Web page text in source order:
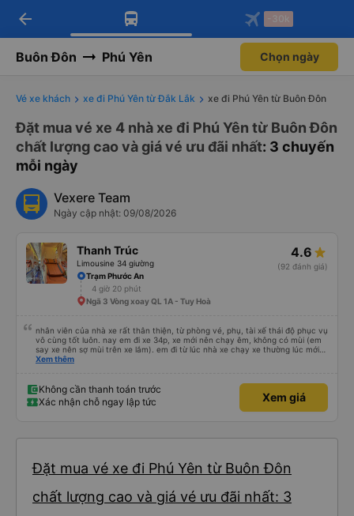
Tải app Vexere ngay!
Nhận ưu đãi thành viên độc
Mở app
Tải app Vexere
-30k/ghế khi đặt vé máy bay qua
Mở app
arrow_back -30k
Buôn Đôn Phú Yên Chọn ngày
Vé xe khách xe đi Phú Yên từ Đắk Lắk xe đi Phú Yên từ Buôn Đôn
Đặt mua vé xe 4 nhà xe đi Phú Yên từ Buôn Đôn
chất lượng cao và giá vé ưu đãi nhất: 3 chuyến
mỗi ngày
Vexere Team
Ngày cập nhật: 09/08/2026
Thanh Trúc
Limousine 34 giường
4.6
(92 đánh giá)
Trạm Phước An
4 giờ 20 phút
Ngã 3 Vòng xoay QL 1A - Tuy Hoà
nhân viên của nhà xe rất thân thiện, từ phòng vé, phụ, tài xế thái độ phục vụ
vô cùng tốt luôn. nay em đi xe 34p, xe mới nên chạy êm, không có mùi (em
say xe nên sợ mùi trên xe lắm). em đi từ lúc nhà xe chạy xe thường lúc mới
mở tuyến cơ, nay có xe 34p chắc em đi nhiều hơn
Xem thêm
Không cần thanh toán trước
Xác nhận chỗ ngay lập tức
Xem giá
Đặt mua vé xe đi Phú Yên từ Buôn Đôn
chất lượng cao và giá vé ưu đãi nhất: 3